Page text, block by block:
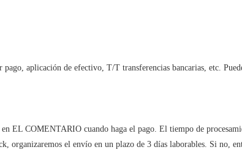
aplicación de efectivo, T/T transferencias bancarias, etc.
EL COMENTARIO cuando haga el pago. El tiempo de
organizaremos el envío en un plazo de 3 días laborables. Si no,